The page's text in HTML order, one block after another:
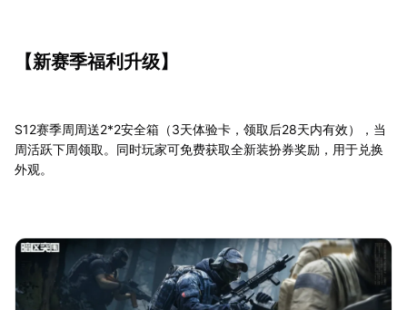
【新赛季福利升级】
S12赛季周周送2*2安全箱（3天体验卡，领取后28天内有效），当
周活跃下周领取。同时玩家可免费获取全新装扮券奖励，用于兑换
外观。